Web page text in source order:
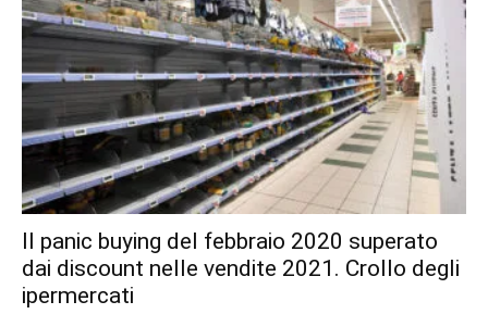
Il panic buying del febbraio 2020 superato
dai discount nelle vendite 2021. Crollo degli
ipermercati